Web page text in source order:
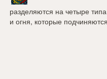
разделяются на четыре
и огня, которые